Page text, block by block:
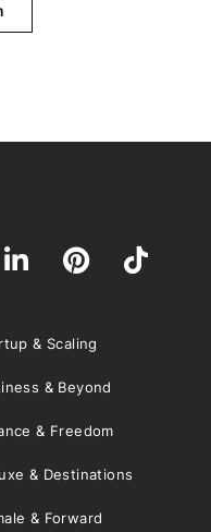
& Scaling
& Beyond
& Freedom
& Destinations
& Forward